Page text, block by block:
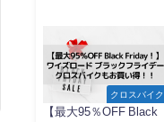
クロスバイク
【最大95％OFF Black